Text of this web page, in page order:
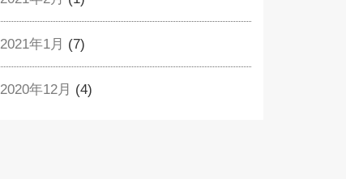
2021年1月 (7)
2020年12月 (4)